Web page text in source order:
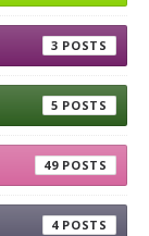
3
5
49
4